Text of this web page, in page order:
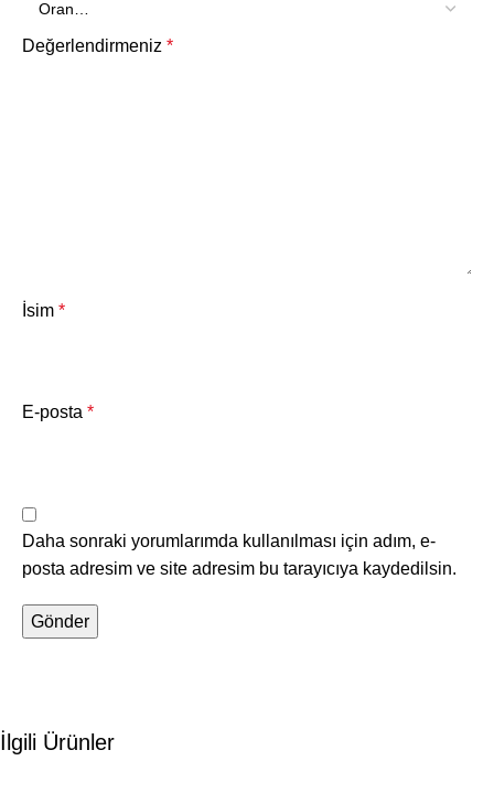
Değerlendirmeniz *
İsim *
E-posta *
Daha sonraki yorumlarımda kullanılması için adım, e-
posta adresim ve site adresim bu tarayıcıya kaydedilsin.
İlgili Ürünler